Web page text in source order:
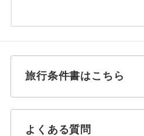
旅行条件書はこちら
よくある質問